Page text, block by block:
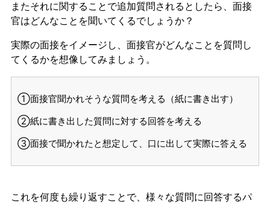
またそれに関することで追加質問されるとしたら、面接
官はどんなことを聞いてくるでしょうか？
実際の面接をイメージし、面接官がどんなことを質問し
てくるかを想像してみましょう。
①面接官聞かれそうな質問を考える（紙に書き出す）
②紙に書き出した質問に対する回答を考える
③面接で聞かれたと想定して、口に出して実際に答える
これを何度も繰り返すことで、様々な質問に回答するパ